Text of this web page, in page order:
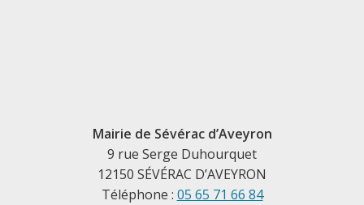
Mairie de Sévérac d’Aveyron
9 rue Serge Duhourquet
12150 SÉVÉRAC D’AVEYRON
Téléphone : 05 65 71 66 84